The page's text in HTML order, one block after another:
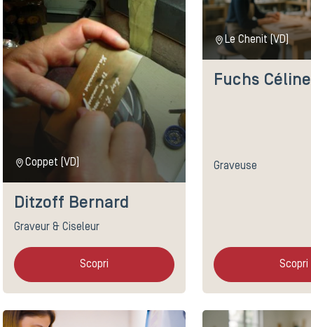
Coppet (VD)
Ditzoff Bernard
Graveur & Ciseleur
Scopri
Le Chenit (VD)
Fuchs Céline
Graveuse
Scopri